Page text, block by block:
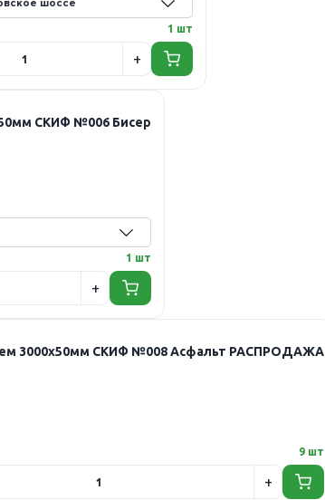
1 шт
СКИФ №006 Бисер
1 шт
3000х50мм СКИФ №008 Асфальт РАСПРОДАЖА
9 шт